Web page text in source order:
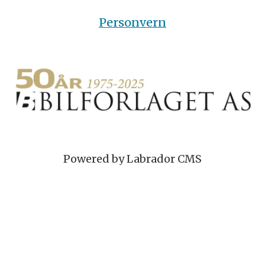
Personvern
Powered by Labrador CMS